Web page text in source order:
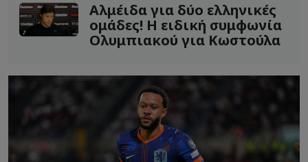
Αλμέιδα για δύο ελληνικές
ομάδες! Η ειδική συμφωνία
Ολυμπιακού για Κωστούλα